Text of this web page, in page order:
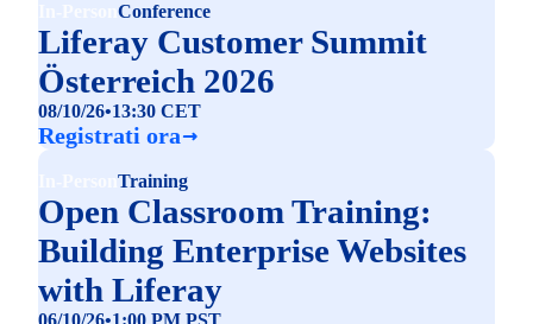
Conference
Liferay Customer Summit
Österreich 2026
08/10/26•13:30 CET
Registrati ora
Training
Open Classroom Training:
Building Enterprise Websites
with Liferay
06/10/26•1:00 PM PST